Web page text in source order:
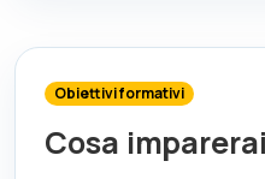
Obiettivi formativi
Cosa imparerai